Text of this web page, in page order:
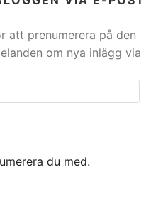
att prenumerera på den
om nya inlägg via
du med.